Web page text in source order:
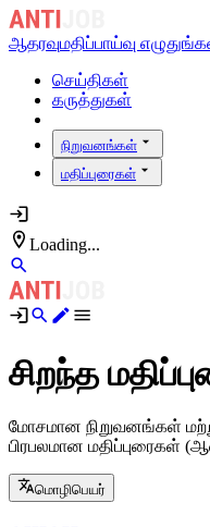
ஆதரவுமதிப்பாய்வு
செய்திகள்
கருத்துகள்
நிறுவனங்கள்
மதிப்புரைகள்
Loading...
சிறந்த
மோசமான நிறுவனங்கள்
பிரபலமான மதிப்புரைகள்
மொழிபெயர்